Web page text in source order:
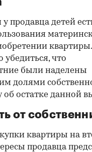
продавца детей
квартиры.
что
были наделены
долями
об остатке данной
от
квартиры на
продавца